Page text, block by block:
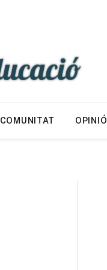
COMUNITAT OPINIÓ